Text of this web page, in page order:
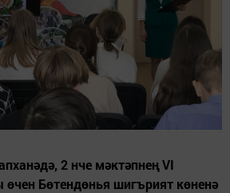
2 нче мәктәпнең VI
Бөтендөнья шигърият көненә